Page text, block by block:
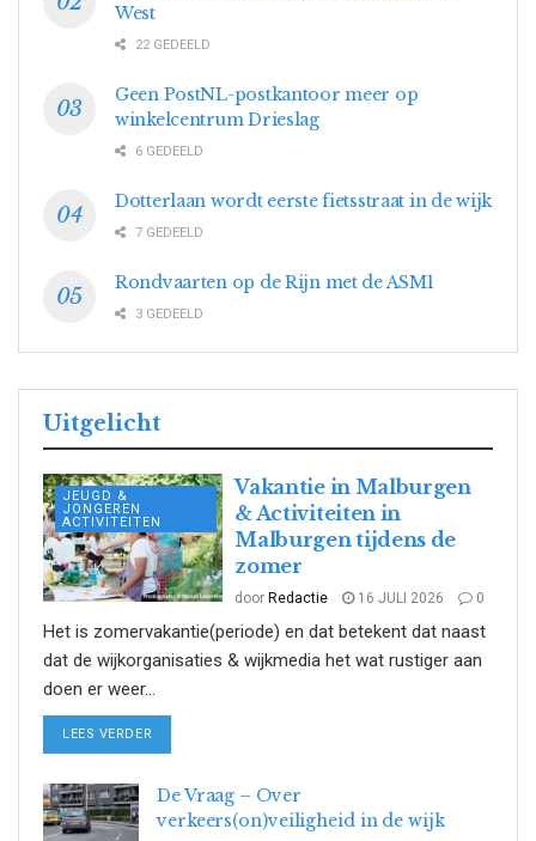
West
22 GEDEELD
Geen PostNL-postkantoor meer op
winkelcentrum Drieslag
6 GEDEELD
Dotterlaan wordt eerste fietsstraat in de wijk
7 GEDEELD
Rondvaarten op de Rijn met de ASM1
3 GEDEELD
Uitgelicht
JEUGD &
JONGEREN
ACTIVITEITEN
Vakantie in Malburgen
& Activiteiten in
Malburgen tijdens de
zomer
door Redactie 16 JULI 2026 0
Het is zomervakantie(periode) en dat betekent dat naast
dat de wijkorganisaties & wijkmedia het wat rustiger aan
doen er weer...
LEES VERDER
De Vraag – Over
verkeers(on)veiligheid in de wijk